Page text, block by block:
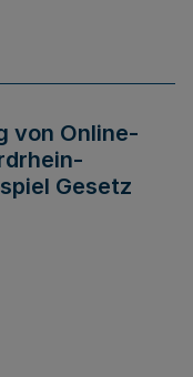
von Online-
Gesetz